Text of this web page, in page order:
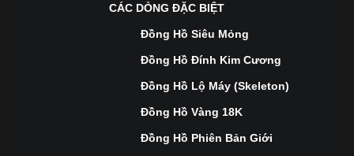
CÁC DÒNG ĐẶC BIỆT
Đồng Hồ Siêu Mỏng
Đồng Hồ Đính Kim Cương
Đồng Hồ Lộ Máy (Skeleton)
Đồng Hồ Vàng 18K
Đồng Hồ Phiên Bản Giới